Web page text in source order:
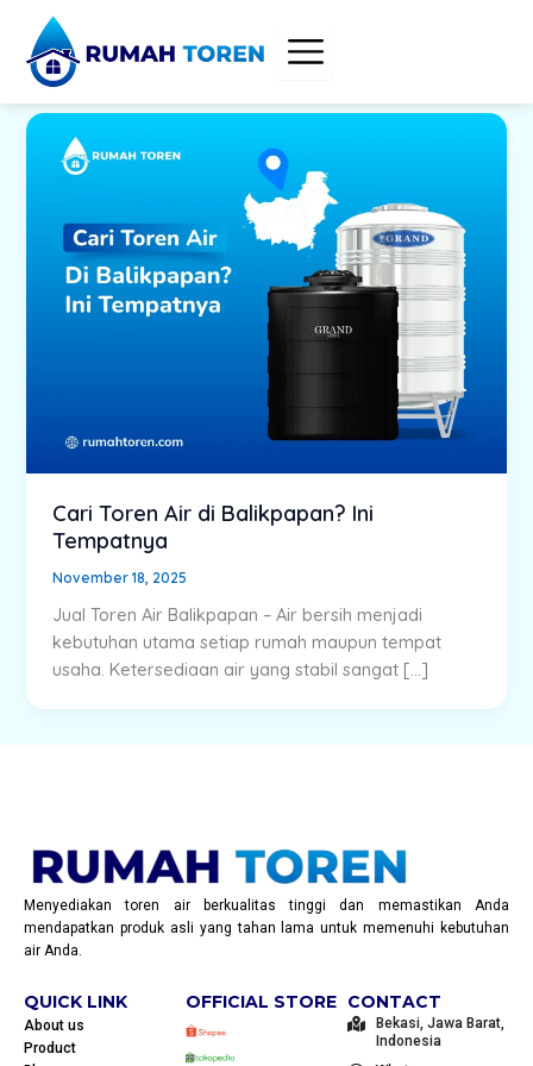
content
Cari Toren Air di Balikpapan? Ini
Tempatnya
November 18, 2025
Jual Toren Air Balikpapan – Air bersih menjadi
kebutuhan utama setiap rumah maupun tempat
usaha. Ketersediaan air yang stabil sangat […]
Menyediakan toren air berkualitas tinggi dan memastikan Anda
mendapatkan produk asli yang tahan lama untuk memenuhi kebutuhan
air Anda.
QUICK LINK
About us
Product
OFFICIAL STORE CONTACT
Bekasi, Jawa Barat,
Indonesia